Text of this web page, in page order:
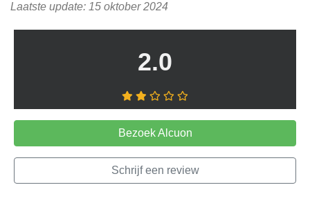
Laatste update: 15 oktober 2024
2.0
Bezoek Alcuon
Schrijf een review